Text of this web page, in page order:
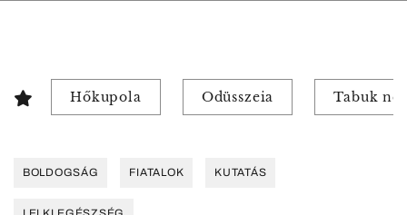
Hőkupola Odüsszeia Tabuk
BOLDOGSÁG FIATALOK KUTATÁS